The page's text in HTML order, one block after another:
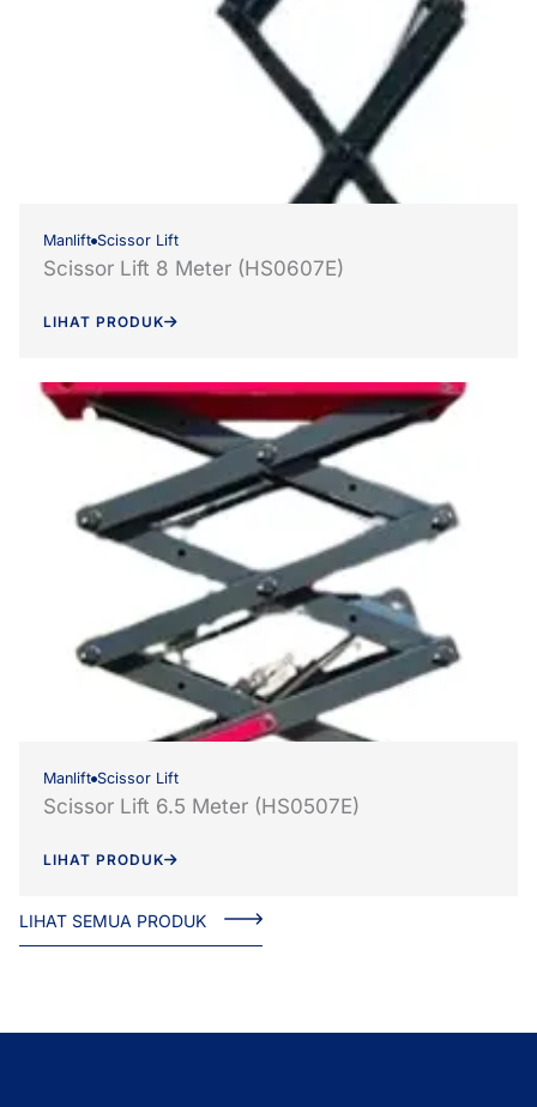
Manlift Scissor Lift
Scissor Lift 8 Meter (HS0607E)
LIHAT PRODUK
Manlift Scissor Lift
Scissor Lift 6.5 Meter (HS0507E)
LIHAT PRODUK
LIHAT SEMUA PRODUK